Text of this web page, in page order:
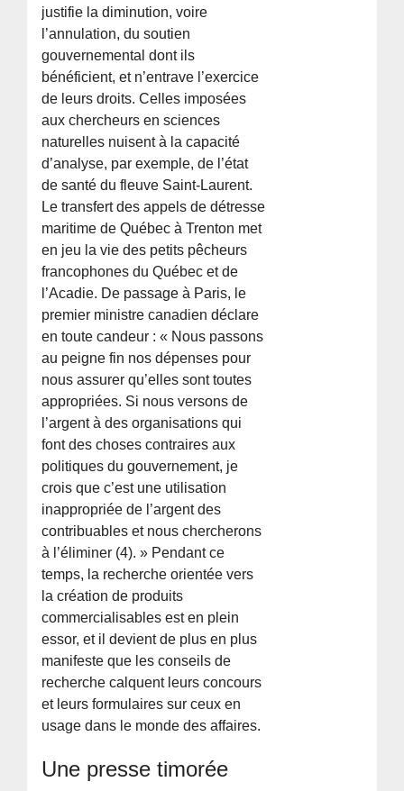
justifie la diminution, voire
l’annulation, du soutien
gouvernemental dont ils
bénéficient, et n’entrave l’exercice
de leurs droits. Celles imposées
aux chercheurs en sciences
naturelles nuisent à la capacité
d’analyse, par exemple, de l’état
de santé du fleuve Saint-Laurent.
Le transfert des appels de détresse
maritime de Québec à Trenton met
en jeu la vie des petits pêcheurs
francophones du Québec et de
l’Acadie. De passage à Paris, le
premier ministre canadien déclare
en toute candeur : « Nous passons
au peigne fin nos dépenses pour
nous assurer qu’elles sont toutes
appropriées. Si nous versons de
l’argent à des organisations qui
font des choses contraires aux
politiques du gouvernement, je
crois que c’est une utilisation
inappropriée de l’argent des
contribuables et nous chercherons
à l’éliminer (4). » Pendant ce
temps, la recherche orientée vers
la création de produits
commercialisables est en plein
essor, et il devient de plus en plus
manifeste que les conseils de
recherche calquent leurs concours
et leurs formulaires sur ceux en
usage dans le monde des affaires.
Une presse timorée